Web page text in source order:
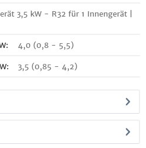
3,5 kW - R32 für 1 Innengerät |
4,0 (0,8 - 5,5)
3,5 (0,85 - 4,2)